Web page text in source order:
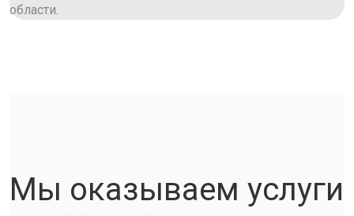
области.
Мы оказываем услуги